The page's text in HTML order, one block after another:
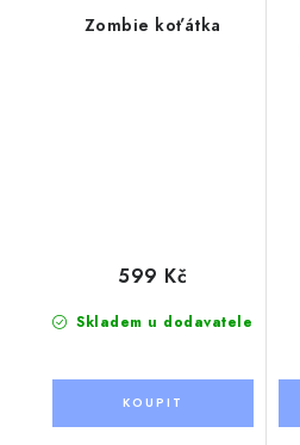
Zombie koťátka
Skladem u dodavatele
599 Kč